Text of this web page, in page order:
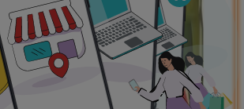
y bricolaje Freidora de airepatinete
de olivacomida
bomba de agua